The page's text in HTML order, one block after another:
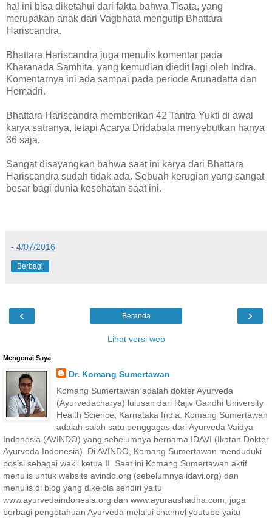
hal ini bisa diketahui dari fakta bahwa Tisata, yang
merupakan anak dari Vagbhata mengutip Bhattara
Hariscandra.
Bhattara Hariscandra juga menulis komentar pada
Kharanada Samhita, yang kemudian diedit lagi oleh Indra.
Komentarnya ini ada sampai pada periode Arunadatta dan
Hemadri.
Bhattara Hariscandra memberikan 42 Tantra Yukti di awal
karya satranya, tetapi Acarya Dridabala menyebutkan hanya
36 saja.
Sangat disayangkan bahwa saat ini karya dari Bhattara
Hariscandra sudah tidak ada. Sebuah kerugian yang sangat
besar bagi dunia kesehatan saat ini.
- 4/07/2016
Berbagi
‹ ›
Beranda
Lihat versi web
Mengenai Saya
Dr. Komang Sumertawan
Komang Sumertawan adalah dokter Ayurveda
(Ayurvedacharya) lulusan dari Rajiv Gandhi University
Health Science, Karnataka India. Komang Sumertawan
adalah salah satu penggagas dari Ayurveda Vaidya
Indonesia (AVINDO) yang sebelumnya bernama IDAVI (Ikatan Dokter
Ayurveda Indonesia). Di AVINDO, Komang Sumertawan menduduki
posisi sebagai wakil ketua II. Saat ini Komang Sumertawan aktif
menulis untuk website avindo.org (sebelumnya idavi.org) dan
menulis di blog yang dikelola sendiri yaitu
www.ayurvedaindonesia.org dan www.ayuraushadha.com, juga
berbagi pengetahuan Ayurveda melalui channel youtube yaitu